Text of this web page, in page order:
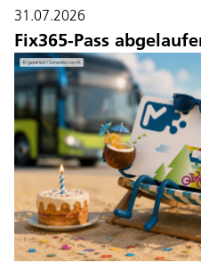
31.07.2026
Fix365-Pass